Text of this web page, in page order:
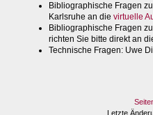
Bibliographische Fragen
Karlsruhe an die virtuelle
Bibliographische Fragen
richten Sie bitte direkt an
Technische Fragen: Uwe
Letzte